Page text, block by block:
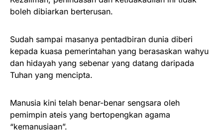
boleh dibiarkan berterusan.
Sudah sampai masanya pentadbiran dunia diberi
kepada kuasa pemerintahan yang berasaskan wahyu
dan hidayah yang sebenar yang datang daripada
Tuhan yang mencipta.
Manusia kini telah benar-benar sengsara oleh
pemimpin ateis yang bertopengkan agama
“kemanusiaan”.